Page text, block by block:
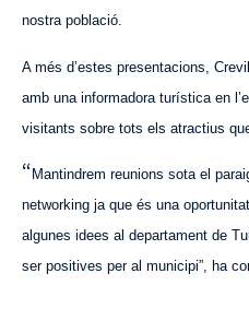
nostra població.
A més d’estes presentacions,
amb una informadora turística en
visitants sobre tots els atractius
“ Mantindrem reunions sota el
networking ja que és una
algunes idees al departament de
ser positives per al municipi”, ha